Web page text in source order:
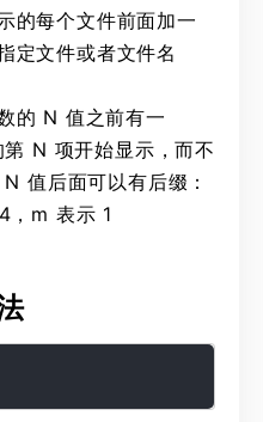
的每个文件前面加一
定文件或者文件名
的 N 值之前有一
N 项开始显示，而不
值后面可以有后缀：
，m 表示 1